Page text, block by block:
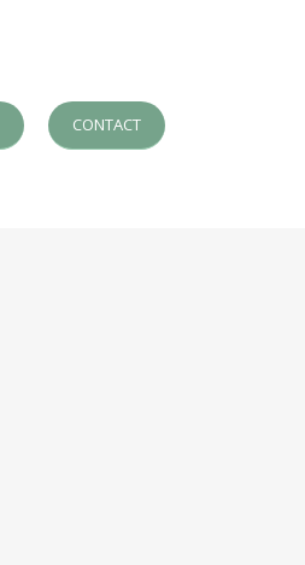
CONTACT